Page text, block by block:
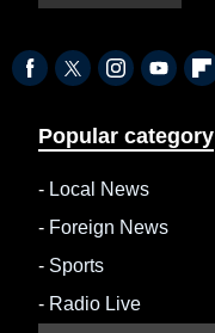
Popular category
- Local News
- Foreign News
- Sports
- Radio Live